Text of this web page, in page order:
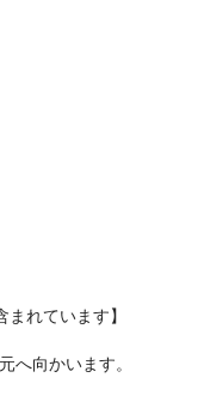
れています】
へ向かいます。